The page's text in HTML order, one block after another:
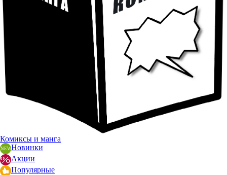
Комиксы и манга
Новинки
Акции
Популярные